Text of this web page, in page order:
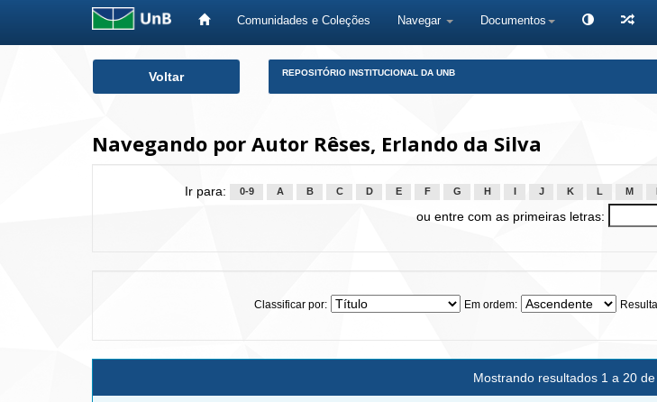
Comunidades e Coleções Navegar Documentos
Voltar REPOSITÓRIO INSTITUCIONAL DA UNB
Navegando por Autor Rêses, Erlando da Silva
Ir para: 0-9 A B C D E F G H J K L M
ou entre com as primeiras letras:
Classificar por: Em ordem:
Mostrando resultados 1 a 20